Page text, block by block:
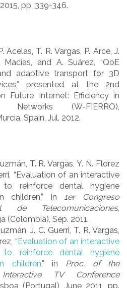
pp. 339-346.
P. Acelas, T. R. Vargas, P. Arce,J.
Macías, and A. Suárez, “QoE
adaptive transport for 3D
presented at the 2nd
Future Internet: Efficiency in
Networks (W-FIERRO),
Spain, Jul. 2012.
, T. R. Vargas, Y. N. Florez
, “Evaluation of an interactive
to reinforce dental hygiene
children,” in 1er Congreso
de Telecomunicaciones,
(Colombia), Sep. 2011.
,J. C. Guerri, T. R. Vargas,
“Evaluation of an interactive
to reinforce dental hygiene
children,” in Proc. of the
TV Conference
(Portugal), June 2011, pp.